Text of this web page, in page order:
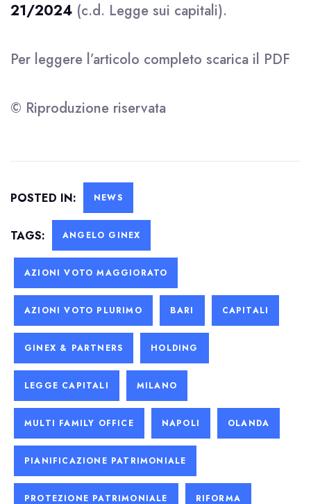
21/2024 (c.d. Legge sui capitali).
Per leggere l’articolo completo scarica il PDF
© Riproduzione riservata
POSTED IN: NEWS
TAGS: ANGELO GINEX
AZIONI VOTO MAGGIORATO
AZIONI VOTO PLURIMO BARI CAPITALI
GINEX & PARTNERS HOLDING
LEGGE CAPITALI MILANO
MULTI FAMILY OFFICE NAPOLI OLANDA
PIANIFICAZIONE PATRIMONIALE
PROTEZIONE PATRIMONIALE RIFORMA